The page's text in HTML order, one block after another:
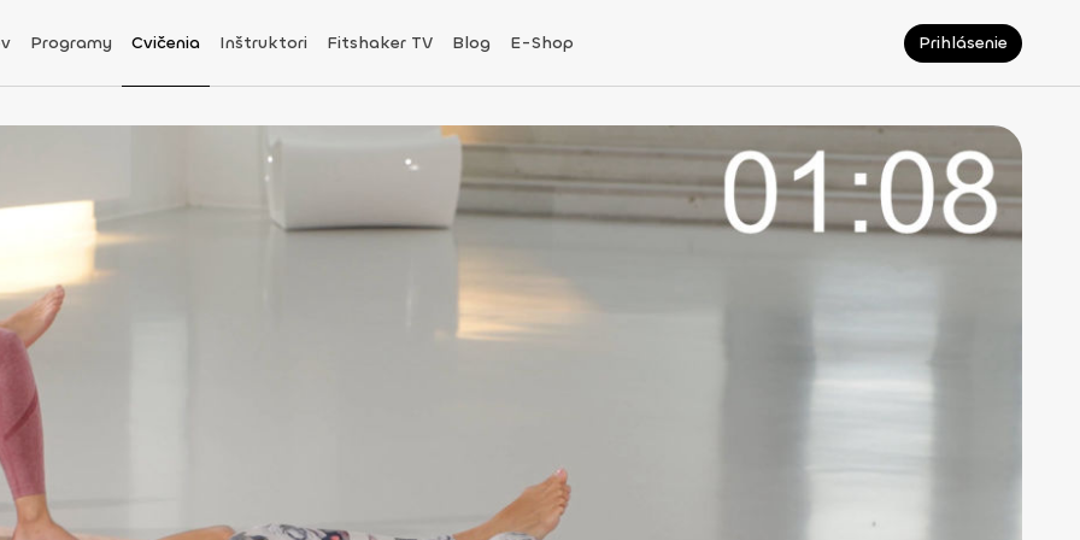
Programy Cvičenia Inštruktori Fitshaker TV Blog E-Shop Prihlásenie